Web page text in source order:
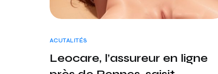
ACUTALITÉS
Leocare, l’assureur en ligne